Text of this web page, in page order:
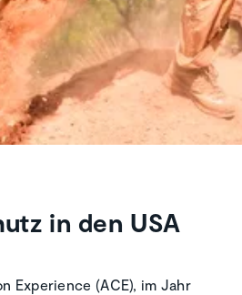
in den USA
Experience (ACE), im Jahr